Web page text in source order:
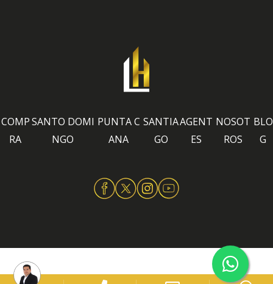
COMP
RA
SANTO DOMI
NGO
PUNTA C
ANA
SANTIA
GO
AGENT
ES
NOSOT
ROS
BLO
G